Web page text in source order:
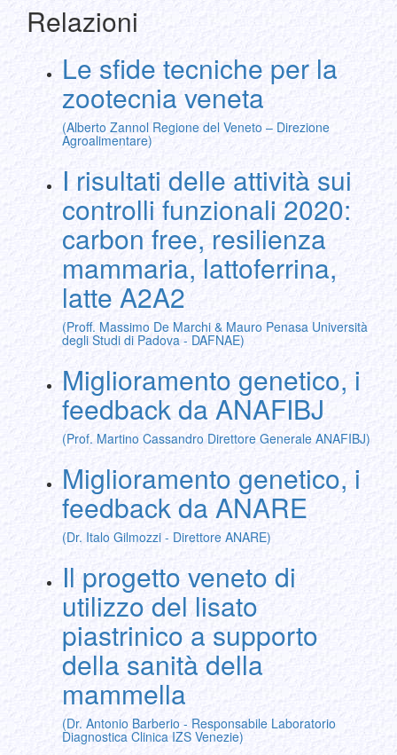
Relazioni
Le sfide tecniche per la
zootecnia veneta
(Alberto Zannol Regione del Veneto – Direzione
Agroalimentare)
I risultati delle attività sui
controlli funzionali 2020:
carbon free, resilienza
mammaria, lattoferrina,
latte A2A2
(Proff. Massimo De Marchi & Mauro Penasa Università
degli Studi di Padova - DAFNAE)
Miglioramento genetico, i
feedback da ANAFIBJ
(Prof. Martino Cassandro Direttore Generale ANAFIBJ)
Miglioramento genetico, i
feedback da ANARE
(Dr. Italo Gilmozzi - Direttore ANARE)
Il progetto veneto di
utilizzo del lisato
piastrinico a supporto
della sanità della
mammella
(Dr. Antonio Barberio - Responsabile Laboratorio
Diagnostica Clinica IZS Venezie)